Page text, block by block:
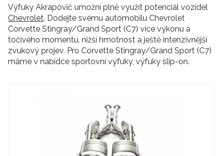
Výfuky Akrapovič umožní plně využít potenciál vozidel
Chevrolet. Dodejte svému automobilu Chevrolet
Corvette Stingray/Grand Sport (C7) více výkonu a
točivého momentu, nižší hmotnost a ještě intenzivnější
zvukový projev. Pro Corvette Stingray/Grand Sport (C7)
máme v nabídce sportovní výfuky, výfuky slip-on.